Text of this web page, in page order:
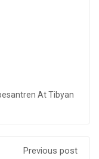
At Tibyan
Previous post